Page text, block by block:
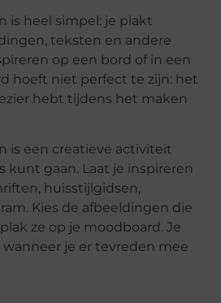
is heel simpel: je plakt
teksten en andere
op een bord of in een
hoeft niet perfect te zijn: het
hebt tijdens het maken
is een creatieve activiteit
kunt gaan. Laat je inspireren
huisstijlgidsen,
Kies de afbeeldingen die
ze op je moodboard. Je
wanneer je er tevreden mee